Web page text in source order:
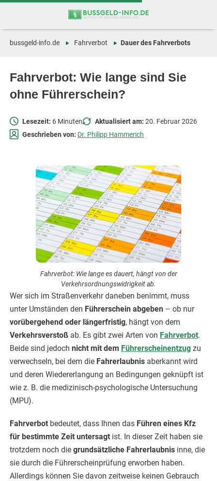
Zum
Zur
Fahrverbot: Wie lange sind Sie
ohne Führerschein?
bussgeld-info.de Fahrverbot Dauer des Fahrverbots
Lesezeit: 6 Minuten Aktualisiert am: 20. Februar 2026
Geschrieben von: Dr. Philipp Hammerich
Fahrverbot: Wie lange es dauert, hängt von der
Verkehrsordnungswidrigkeit ab.
Wer sich im Straßenverkehr daneben benimmt, muss
unter Umständen den Führerschein abgeben – ob nur
vorübergehend oder längerfristig, hängt von dem
Verkehrsverstoß ab. Es gibt zwei Arten von Fahrverbot.
Beide sind jedoch nicht mit dem Führerscheinentzug zu
verwechseln, bei dem die Fahrerlaubnis aberkannt wird
und deren Wiedererlangung an Bedingungen geknüpft ist
wie z. B. die medizinisch-psychologische Untersuchung
(MPU).
Fahrverbot bedeutet, dass Ihnen das Führen eines Kfz
für bestimmte Zeit untersagt ist. In dieser Zeit haben sie
trotzdem noch die grundsätzliche Fahrerlaubnis inne, die
sie durch die Führerscheinprüfung erworben haben.
Allerdings können Sie davon zeitweise keinen Gebrauch